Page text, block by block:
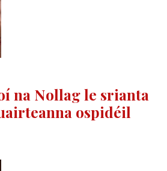
na Nollag le srianta
ospidéil